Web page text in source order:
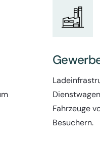
Fahrzeuge
Besuchern.